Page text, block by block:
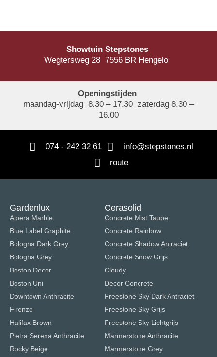
Showtuin Stepstones
Wegtersweg 28 7556 BR Hengelo
Openingstijden
maandag-vrijdag 8.30 – 17.30 zaterdag 8.30 –
16.00
074 - 242 32 61
info@stepstones.nl
route
Gardenlux
Alpera Marble
Blue Label Graphite
Bologna Dark Grey
Bologna Grey
Boston Decor
Boston Uni
Downtown Anthracite
Firenze
Halifax Brown
Pietra Serena Anthracite
Rocky Beige
Cerasolid
Concrete Mist Taupe
Concrete Rainbow
Concrete Shadow Antraciet
Concrete Snow Grijs
Cloudy
Decor Concrete
Freestone Sky Dark Antraciet
Freestone Sky Grijs
Freestone Sky Lichtgrijs
Marmerstone Anthracite
Marmerstone Grey